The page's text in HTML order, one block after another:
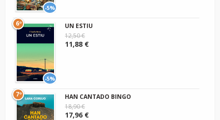
-5%
-5%
6º
UN ESTIU
12,50 €
11,88 €
7º
HAN CANTADO BINGO
18,90 €
17,96 €